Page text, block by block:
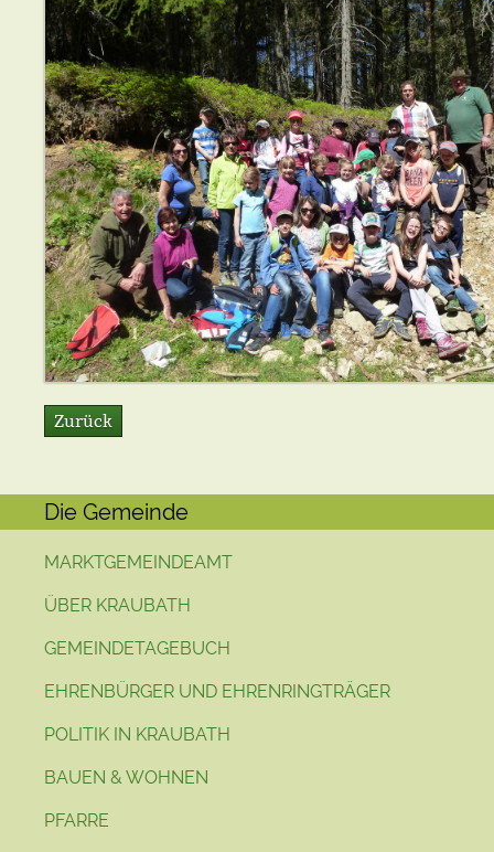
Zurück
Die Gemeinde
MARKTGEMEINDEAMT
ÜBER KRAUBATH
GEMEINDETAGEBUCH
EHRENBÜRGER UND EHRENRINGTRÄGER
POLITIK IN KRAUBATH
BAUEN & WOHNEN
PFARRE